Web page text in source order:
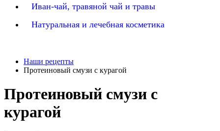
Иван-чай, травяной чай и травы
Натуральная и лечебная косметика
Наши рецепты
Протеиновый смузи с курагой
Протеиновый смузи с
курагой